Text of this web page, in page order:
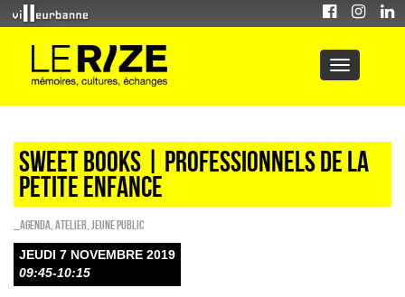
Sweet Books | professionnels de la
petite enfance
_Agenda Atelier Jeune public
JEUDI 7 NOVEMBRE 2019
09:45-10:15